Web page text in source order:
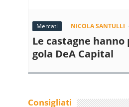
Mercati NICOLA SANTULLI
Le castagne hanno
gola DeA Capital
Consigliati